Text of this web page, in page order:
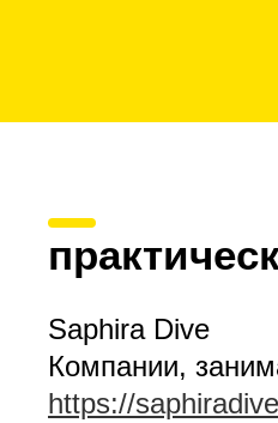
Saphira Dive
Компании,
https://